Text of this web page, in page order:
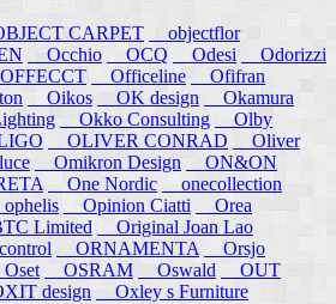
CARPET
objectflor
Occhio OCQ Odesi
Odorizzi
Officeline
Ofifran
Oikos OK design
Okamura
Okko Consulting
Olby
OLIVER CONRAD
Oliver
Omikron Design
ON&ON
One Nordic
onecollection
Opinion Ciatti
Orea
Limited
Original Joan Lao
ORNAMENTA
Orsjo
OSRAM Oswald
OUT
design Oxley s Furniture